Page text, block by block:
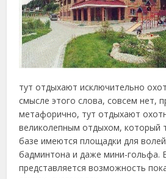
тут отдыхают исключительно
смысле этого слова, совсем нет,
метафорично, тут отдыхают
великолепным отдыхом, который
базе имеются площадки для
бадминтона и даже мини-гольфа.
представляется возможность